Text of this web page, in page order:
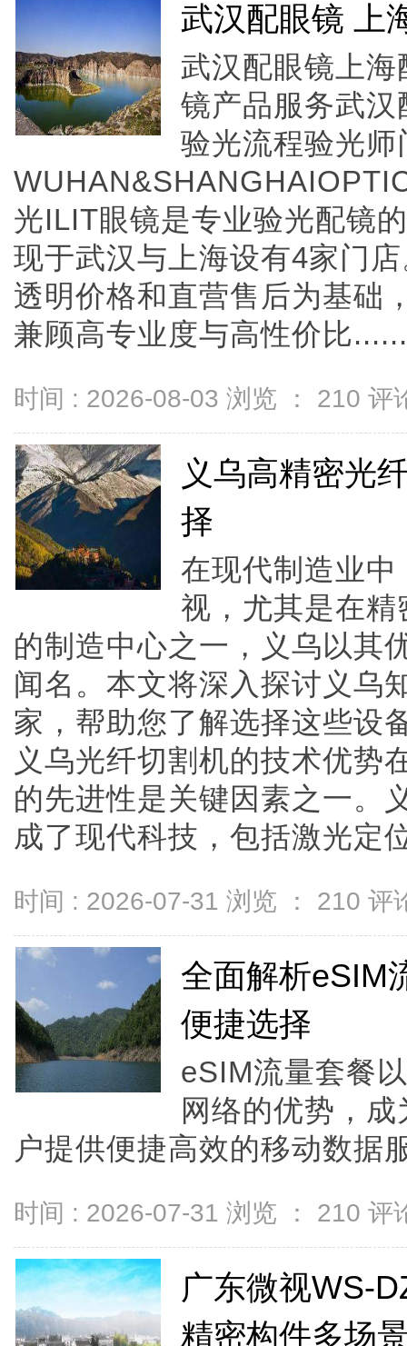
武汉配眼镜 上
武汉配眼镜上
镜产品服务武
验光流程验光
光ILIT眼镜是专业验光配镜
现于武汉与上海设有4家门
透明价格和直营售后为基础
兼顾高专业度与高性价比......
时间 : 2026-08-03 浏览 ： 210 评
义乌高精密光
择
在现代制造业
视，尤其是在
的制造中心之一，义乌以其
闻名。本文将深入探讨义乌
家，帮助您了解选择这些设
义乌光纤切割机的技术优势
的先进性是关键因素之一。
成了现代科技，包括激光定
时间 : 2026-07-31 浏览 ： 210 评
全面解析eSIM
便捷选择
eSIM流量套餐
网络的优势，
户提供便捷高效的移动数据
时间 : 2026-07-31 浏览 ： 210 评
广东微视WS-
精密构件多场